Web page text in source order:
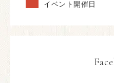
イベント開催日